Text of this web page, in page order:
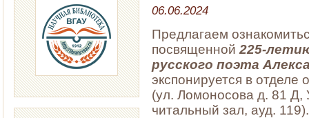
06.06.2024
Предлагаем
посвященной 225-
русского поэта
экспонируется в
(ул. Ломоносова д. 81
читальный зал, ауд. 119).